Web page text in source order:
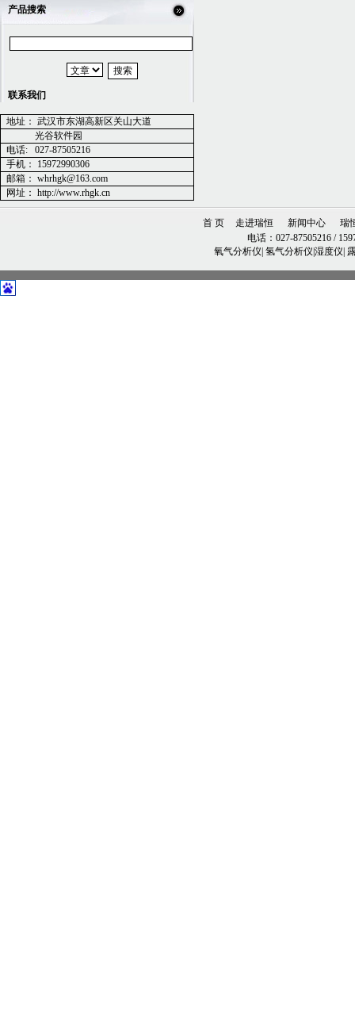
产品搜索
联系我们
地址： 武汉市东湖高新区关山大道
光谷软件园
电话:
027-87505216
手机：
15972990306
邮箱： whrhgk@163.com
网址： http://www.rhgk.cn
首 页 走进瑞恒 新闻中心
瑞
电话：027-87505216 /
氧气分析仪| 氢气分析仪|湿度仪|